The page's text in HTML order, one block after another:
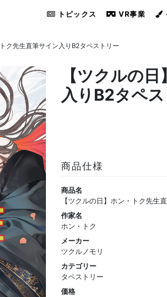
トピックス VR事業
ク先生直筆サイン入りB2タペストリー
【ツクルの
入りB2タペ
商品仕様
商品名
【ツクルの日】ホン・トク先生
作家名
ホン・トク
メーカー
ツクルノモリ
カテゴリー
タペストリー
価格